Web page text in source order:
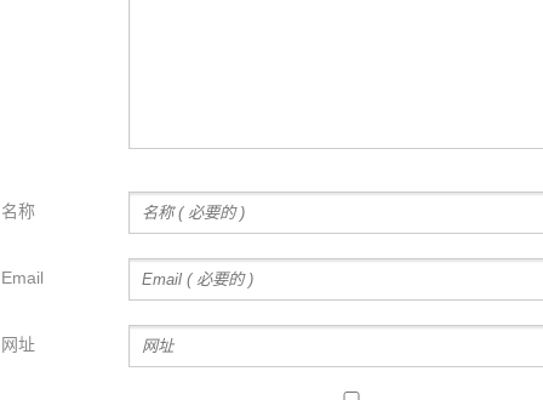
名称
Email
网址